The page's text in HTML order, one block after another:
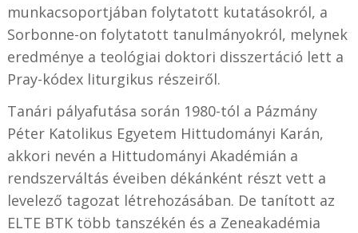
munkacsoportjában folytatott kutatásokról, a
Sorbonne-on folytatott tanulmányokról, melynek
eredménye a teológiai doktori disszertáció lett a
Pray-kódex liturgikus részeiről.
Tanári pályafutása során 1980-tól a Pázmány
Péter Katolikus Egyetem Hittudományi Karán,
akkori nevén a Hittudományi Akadémián a
rendszerváltás éveiben dékánként részt vett a
levelező tagozat létrehozásában. De tanított az
ELTE BTK több tanszékén és a Zeneakadémia